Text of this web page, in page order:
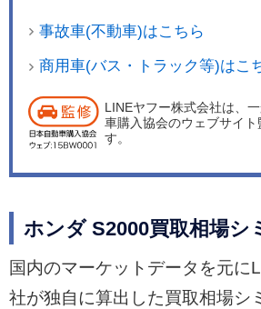
事故車(不動車)はこちら
商用車(バス・トラック等)はこ
LINEヤフー株式会社は、
車購入協会のウェブサイト
す。
ホンダ S2000買取相場シ
国内のマーケットデータを元に
社が独自に算出した買取相場シ